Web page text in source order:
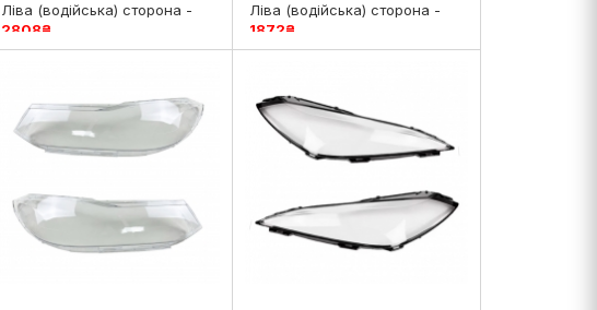
Ліва (водійська) сторона -
2808₴
Права (пасажирська)
Ліва (водійська) сторона -
1872₴
Права (пасажирська)